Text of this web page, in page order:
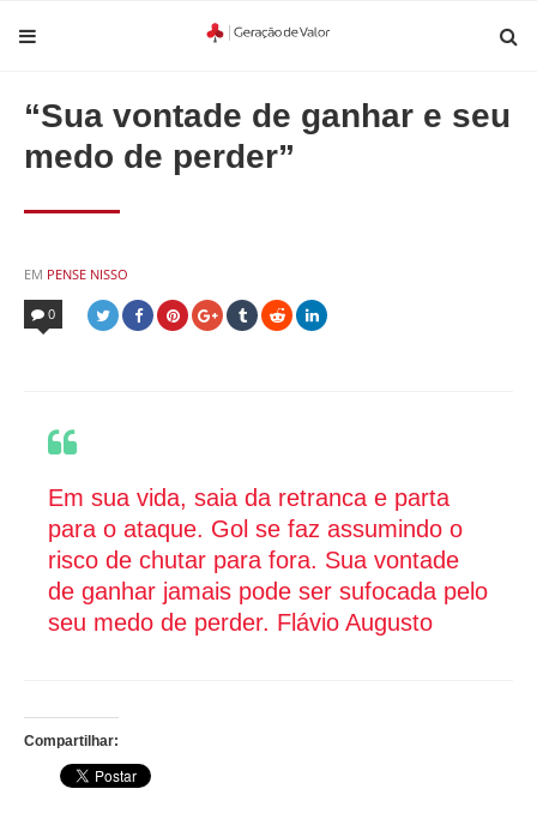
“Sua vontade de ganhar e seu
medo de perder”
EM POSTED
IN
PENSE NISSO
0
Em sua vida, saia da retranca e parta
para o ataque. Gol se faz assumindo o
risco de chutar para fora. Sua vontade
de ganhar jamais pode ser sufocada pelo
seu medo de perder. Flávio Augusto
Compartilhar: